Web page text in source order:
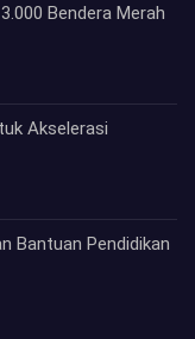
Bendera Merah
Akselerasi
Bantuan Pendidikan